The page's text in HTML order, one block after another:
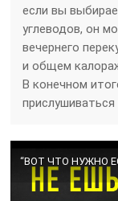
если вы
углеводов, он
вечернего
и общем
В конечном
прислушиваться